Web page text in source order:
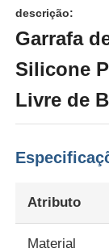
descrição:
Garrafa
Silicone
Livre de
Atributo
Material